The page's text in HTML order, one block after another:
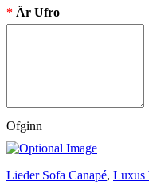
* Är Ufro
Ofginn
Lieder Sofa Canapé, Luxus